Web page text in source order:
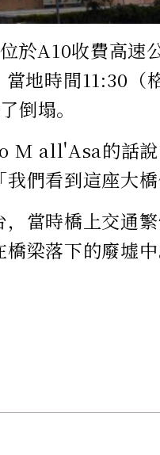
於A10收費高速
地時間11:30（
倒塌。
M all'Asa的話
們看到這座大
當時橋上交通
梁落下的廢墟